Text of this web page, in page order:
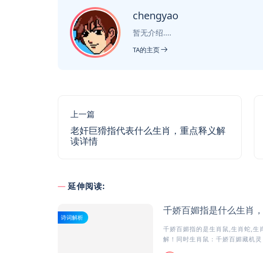
chengyao
暂无介绍....
TA的主页
上一篇
老奸巨猾指代表什么生肖，重点释义解
读详情
延伸阅读:
诗词解析
千娇百媚指是什么生肖
千娇百媚指的是生肖鼠,生肖蛇,生
解！同时生肖鼠：千娇百媚藏机